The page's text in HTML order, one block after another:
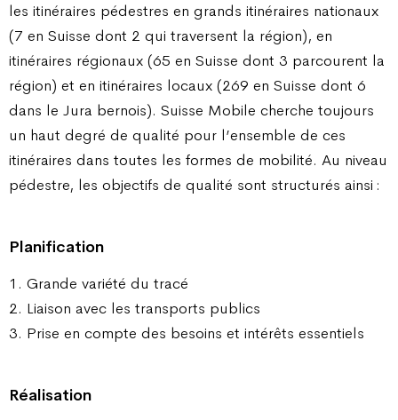
les itinéraires pédestres en grands itinéraires nationaux
(7 en Suisse dont 2 qui traversent la région), en
itinéraires régionaux (65 en Suisse dont 3 parcourent la
région) et en itinéraires locaux (269 en Suisse dont 6
dans le Jura bernois). Suisse Mobile cherche toujours
un haut degré de qualité pour l’ensemble de ces
itinéraires dans toutes les formes de mobilité. Au niveau
pédestre, les objectifs de qualité sont structurés ainsi :
Planification
1. Grande variété du tracé
2. Liaison avec les transports publics
3. Prise en compte des besoins et intérêts essentiels
Réalisation